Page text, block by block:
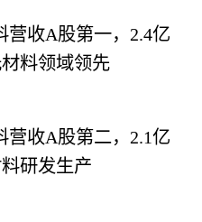
营收A股第一，2.4亿
料领域领先
营收A股第二，2.1亿
研发生产